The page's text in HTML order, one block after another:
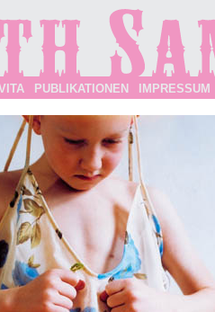
PUBLIKATIONEN IMPRESSUM